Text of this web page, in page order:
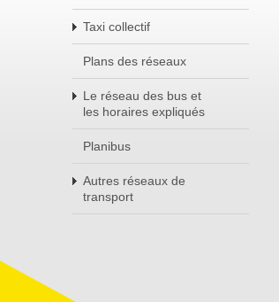
Taxi collectif
Plans des réseaux
Le réseau des bus et
les horaires expliqués
Planibus
Autres réseaux de
transport